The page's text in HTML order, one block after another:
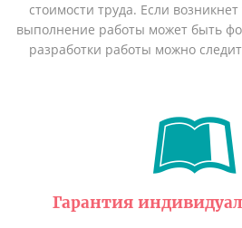
стоимости труда. Если
выполнение работы может быть
разработки работы можно
Гарантия